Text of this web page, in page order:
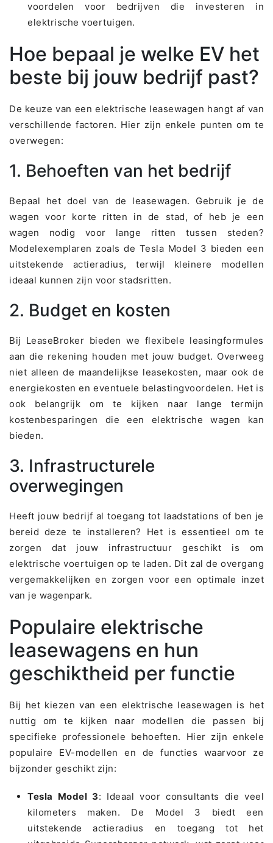
voordelen voor bedrijven die investeren in
elektrische voertuigen.
Hoe bepaal je welke EV het
beste bij jouw bedrijf past?
De keuze van een elektrische leasewagen hangt af van
verschillende factoren. Hier zijn enkele punten om te
overwegen:
1. Behoeften van het bedrijf
Bepaal het doel van de leasewagen. Gebruik je de
wagen voor korte ritten in de stad, of heb je een
wagen nodig voor lange ritten tussen steden?
Modelexemplaren zoals de Tesla Model 3 bieden een
uitstekende actieradius, terwijl kleinere modellen
ideaal kunnen zijn voor stadsritten.
2. Budget en kosten
Bij LeaseBroker bieden we flexibele leasingformules
aan die rekening houden met jouw budget. Overweeg
niet alleen de maandelijkse leasekosten, maar ook de
energiekosten en eventuele belastingvoordelen. Het is
ook belangrijk om te kijken naar lange termijn
kostenbesparingen die een elektrische wagen kan
bieden.
3. Infrastructurele
overwegingen
Heeft jouw bedrijf al toegang tot laadstations of ben je
bereid deze te installeren? Het is essentieel om te
zorgen dat jouw infrastructuur geschikt is om
elektrische voertuigen op te laden. Dit zal de overgang
vergemakkelijken en zorgen voor een optimale inzet
van je wagenpark.
Populaire elektrische
leasewagens en hun
geschiktheid per functie
Bij het kiezen van een elektrische leasewagen is het
nuttig om te kijken naar modellen die passen bij
specifieke professionele behoeften. Hier zijn enkele
populaire EV-modellen en de functies waarvoor ze
bijzonder geschikt zijn:
Tesla Model 3: Ideaal voor consultants die veel
kilometers maken. De Model 3 biedt een
uitstekende actieradius en toegang tot het